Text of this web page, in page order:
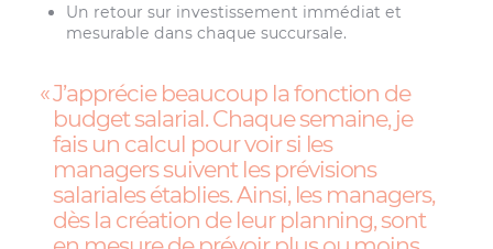
Un retour sur investissement immédiat et
mesurable dans chaque succursale.
J’apprécie beaucoup la fonction de
budget salarial. Chaque semaine, je
fais un calcul pour voir si les
managers suivent les prévisions
salariales établies. Ainsi, les managers,
dès la création de leur planning, sont